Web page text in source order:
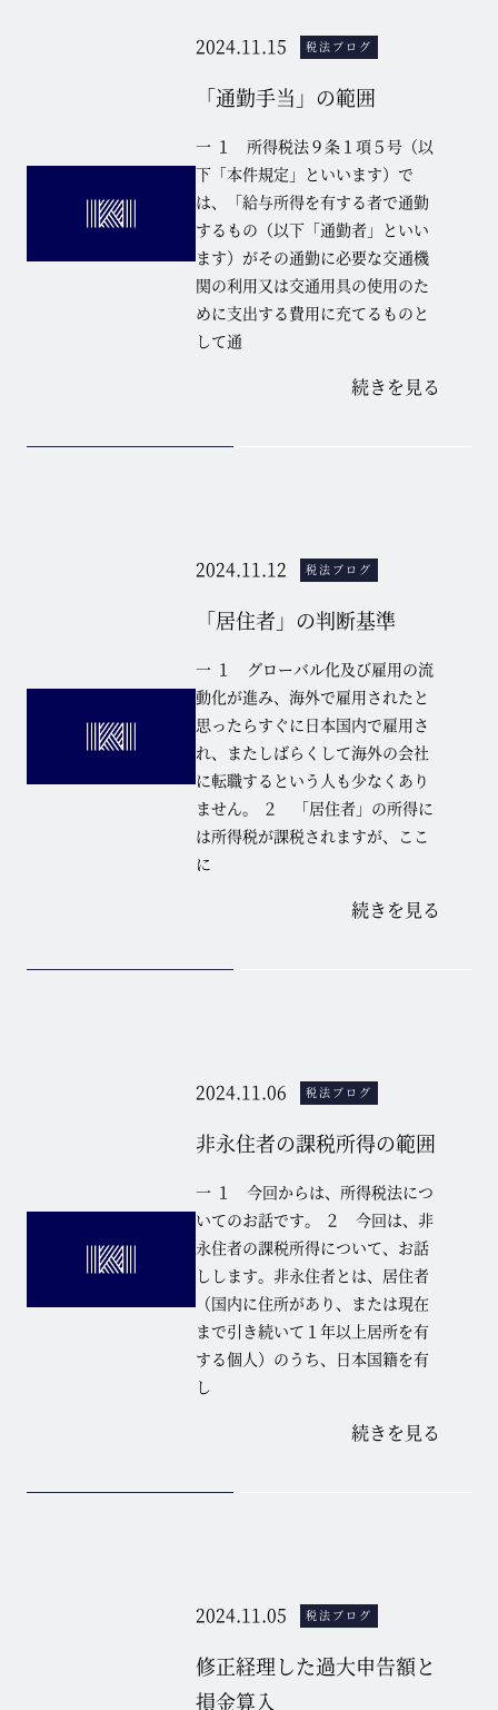
2024.11.15 税法ブログ
「通勤手当」の範囲
一 １ 所得税法９条１項５号（以
下「本件規定」といいます）で
は、「給与所得を有する者で通勤
するもの（以下「通勤者」といい
ます）がその通勤に必要な交通機
関の利用又は交通用具の使用のた
めに支出する費用に充てるものと
して通
続きを見る
2024.11.12 税法ブログ
「居住者」の判断基準
一 １ グローバル化及び雇用の流
動化が進み、海外で雇用されたと
思ったらすぐに日本国内で雇用さ
れ、またしばらくして海外の会社
に転職するという人も少なくあり
ません。 ２ 「居住者」の所得に
は所得税が課税されますが、ここ
に
続きを見る
2024.11.06 税法ブログ
非永住者の課税所得の範囲
一 １ 今回からは、所得税法につ
いてのお話です。 ２ 今回は、非
永住者の課税所得について、お話
しします。非永住者とは、居住者
（国内に住所があり、または現在
まで引き続いて１年以上居所を有
する個人）のうち、日本国籍を有
し
続きを見る
2024.11.05 税法ブログ
修正経理した過大申告額と
損金算入